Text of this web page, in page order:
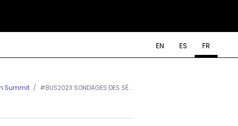
EN ES FR
Summit #BUS2023 SONDAGES DES SÉ...